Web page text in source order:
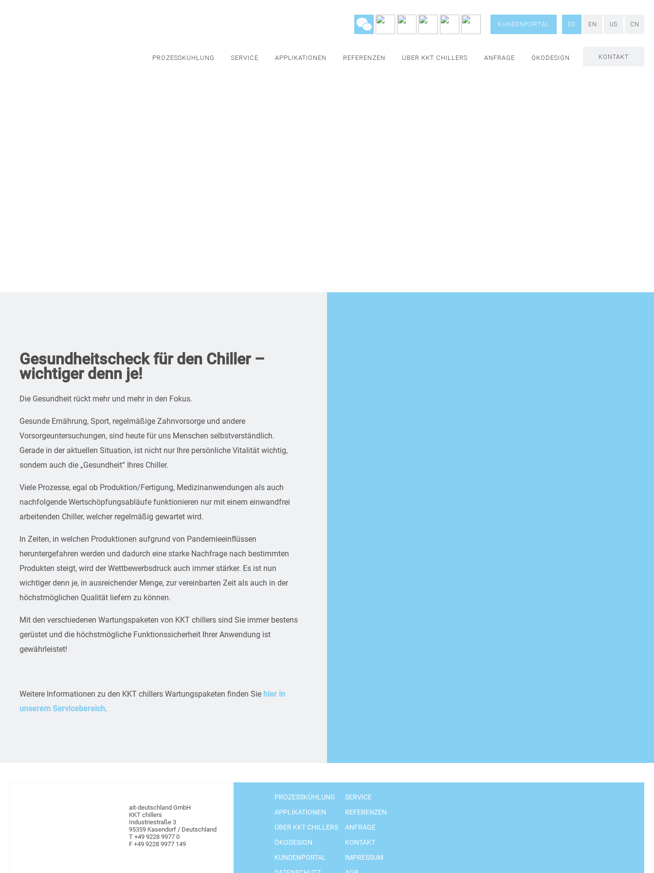
DE EN US CN
KUNDENPORTAL
PROZESSKÜHLUNG SERVICE APPLIKATIONEN REFERENZEN ÜBER KKT CHILLERS ANFRAGE ÖKODESIGN KONTAKT
Gesundheitscheck für den Chiller –
wichtiger denn je!
Die Gesundheit rückt mehr und mehr in den Fokus.
Gesunde Ernährung, Sport, regelmäßige Zahnvorsorge und andere
Vorsorgeuntersuchungen, sind heute für uns Menschen selbstverständlich.
Gerade in der aktuellen Situation, ist nicht nur Ihre persönliche Vitalität wichtig,
sondern auch die „Gesundheit“ Ihres Chiller.
Viele Prozesse, egal ob Produktion/Fertigung, Medizinanwendungen als auch
nachfolgende Wertschöpfungsabläufe funktionieren nur mit einem einwandfrei
arbeitenden Chiller, welcher regelmäßig gewartet wird.
In Zeiten, in welchen Produktionen aufgrund von Pandemieeinflüssen
heruntergefahren werden und dadurch eine starke Nachfrage nach bestimmten
Produkten steigt, wird der Wettbewerbsdruck auch immer stärker. Es ist nun
wichtiger denn je, in ausreichender Menge, zur vereinbarten Zeit als auch in der
höchstmöglichen Qualität liefern zu können.
Mit den verschiedenen Wartungspaketen von KKT chillers sind Sie immer bestens
gerüstet und die höchstmögliche Funktionssicherheit Ihrer Anwendung ist
gewährleistet!
Weitere Informationen zu den KKT chillers Wartungspaketen finden Sie hier in
unserem Servicebereich.
ait-deutschland GmbH
KKT chillers
Industriestraße 3
95359 Kasendorf / Deutschland
T +49 9228 9977 0
F +49 9228 9977 149
PROZESSKÜHLUNG
SERVICE
APPLIKATIONEN
REFERENZEN
ÜBER KKT CHILLERS
ANFRAGE
ÖKODESIGN
KONTAKT
KUNDENPORTAL
IMPRESSUM